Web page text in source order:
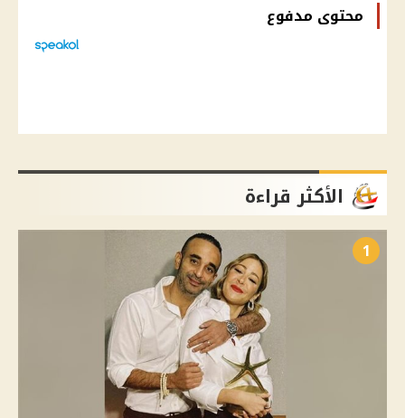
محتوى مدفوع
الأكثر قراءة
1